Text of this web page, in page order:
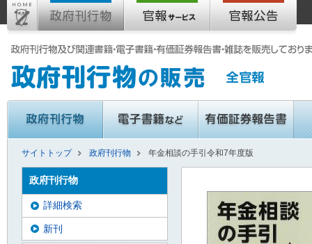
サイトトップ 政府刊行物 年金相談の手引令和7年度版
政府刊行物
詳細検索
新刊